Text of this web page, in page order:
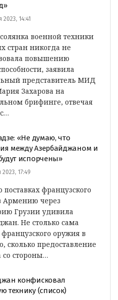
14:41
военной техники
стран никогда не
повышению
заявила
представитель МИД
Захарова на
брифинге, отвечая
«Не думаю, что
между Азербайджаном и
испорчены»
17:49
поставках французского
Армению через
Грузии удивила
Не столько сама
французского оружия в
сколько предоставление
со стороны…
конфисковал
технику (список)